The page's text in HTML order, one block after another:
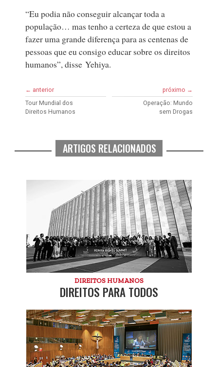
“Eu podia não conseguir alcançar toda a
população… mas tenho a certeza de que estou a
fazer uma grande diferença para as centenas de
pessoas que eu consigo educar sobre os direitos
humanos”, disse Yehiya.
← anterior
Tour Mundial dos
Direitos Humanos
próximo →
Operação: Mundo
sem Drogas
ARTIGOS RELACIONADOS
DIREITOS HUMANOS
DIREITOS PARA TODOS